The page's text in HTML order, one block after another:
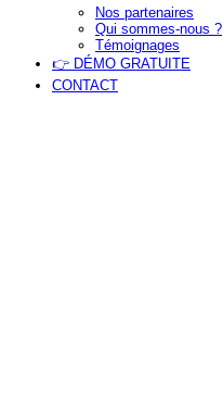
Nos partenaires
Qui sommes-nous ?
Témoignages
👉 DÉMO GRATUITE
CONTACT